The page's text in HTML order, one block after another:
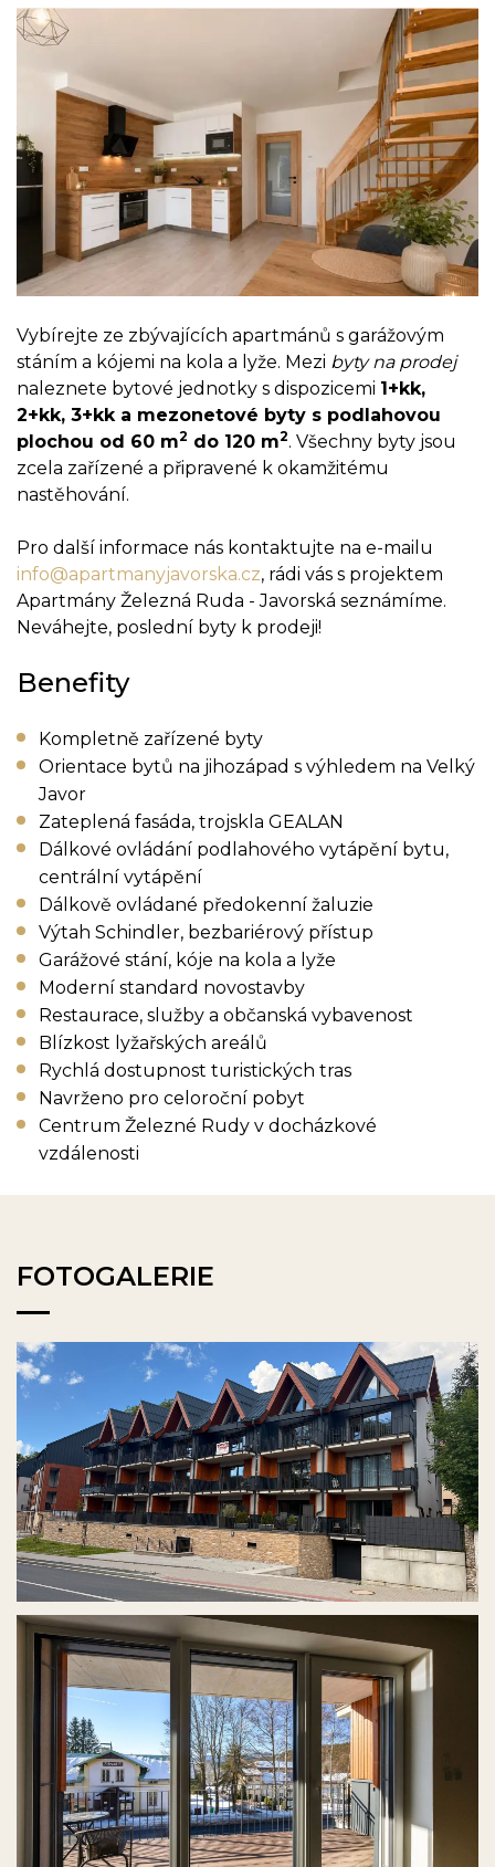
Vybírejte ze zbývajících apartmánů s garážovým
stáním a kójemi na kola a lyže. Mezi byty na prodej
naleznete bytové jednotky s dispozicemi 1+kk,
2+kk, 3+kk a mezonetové byty s podlahovou
plochou od 60 m2 do 120 m2. Všechny byty jsou
zcela zařízené a připravené k okamžitému
nastěhování.
Pro další informace nás kontaktujte na e-mailu
info@apartmanyjavorska.cz, rádi vás s projektem
Apartmány Železná Ruda - Javorská seznámíme.
Neváhejte, poslední byty k prodeji!
Benefity
Kompletně zařízené byty
Orientace bytů na jihozápad s výhledem na Velký
Javor
Zateplená fasáda, trojskla GEALAN
Dálkové ovládání podlahového vytápění bytu,
centrální vytápění
Dálkově ovládané předokenní žaluzie
Výtah Schindler, bezbariérový přístup
Garážové stání, kóje na kola a lyže
Moderní standard novostavby
Restaurace, služby a občanská vybavenost
Blízkost lyžařských areálů
Rychlá dostupnost turistických tras
Navrženo pro celoroční pobyt
Centrum Železné Rudy v docházkové
vzdálenosti
FOTOGALERIE